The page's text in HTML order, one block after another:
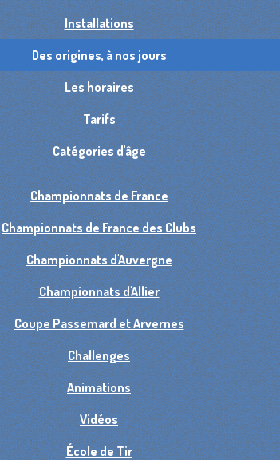
Installations
Des origines, à nos jours
Les horaires
Tarifs
Catégories d'âge
Championnats de France
Championnats de France des Clubs
Championnats d'Auvergne
Championnats d'Allier
Coupe Passemard et Arvernes
Challenges
Animations
Vidéos
École de Tir